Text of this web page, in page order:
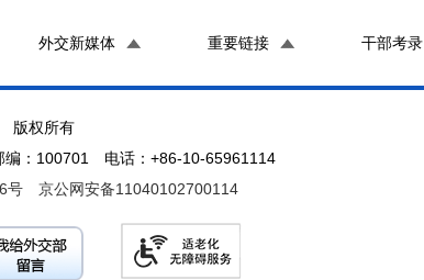
外交新媒体 重要链接 干部考录
版权所有
：100701 电话：+86-10-65961114
号 京公网安备11040102700114